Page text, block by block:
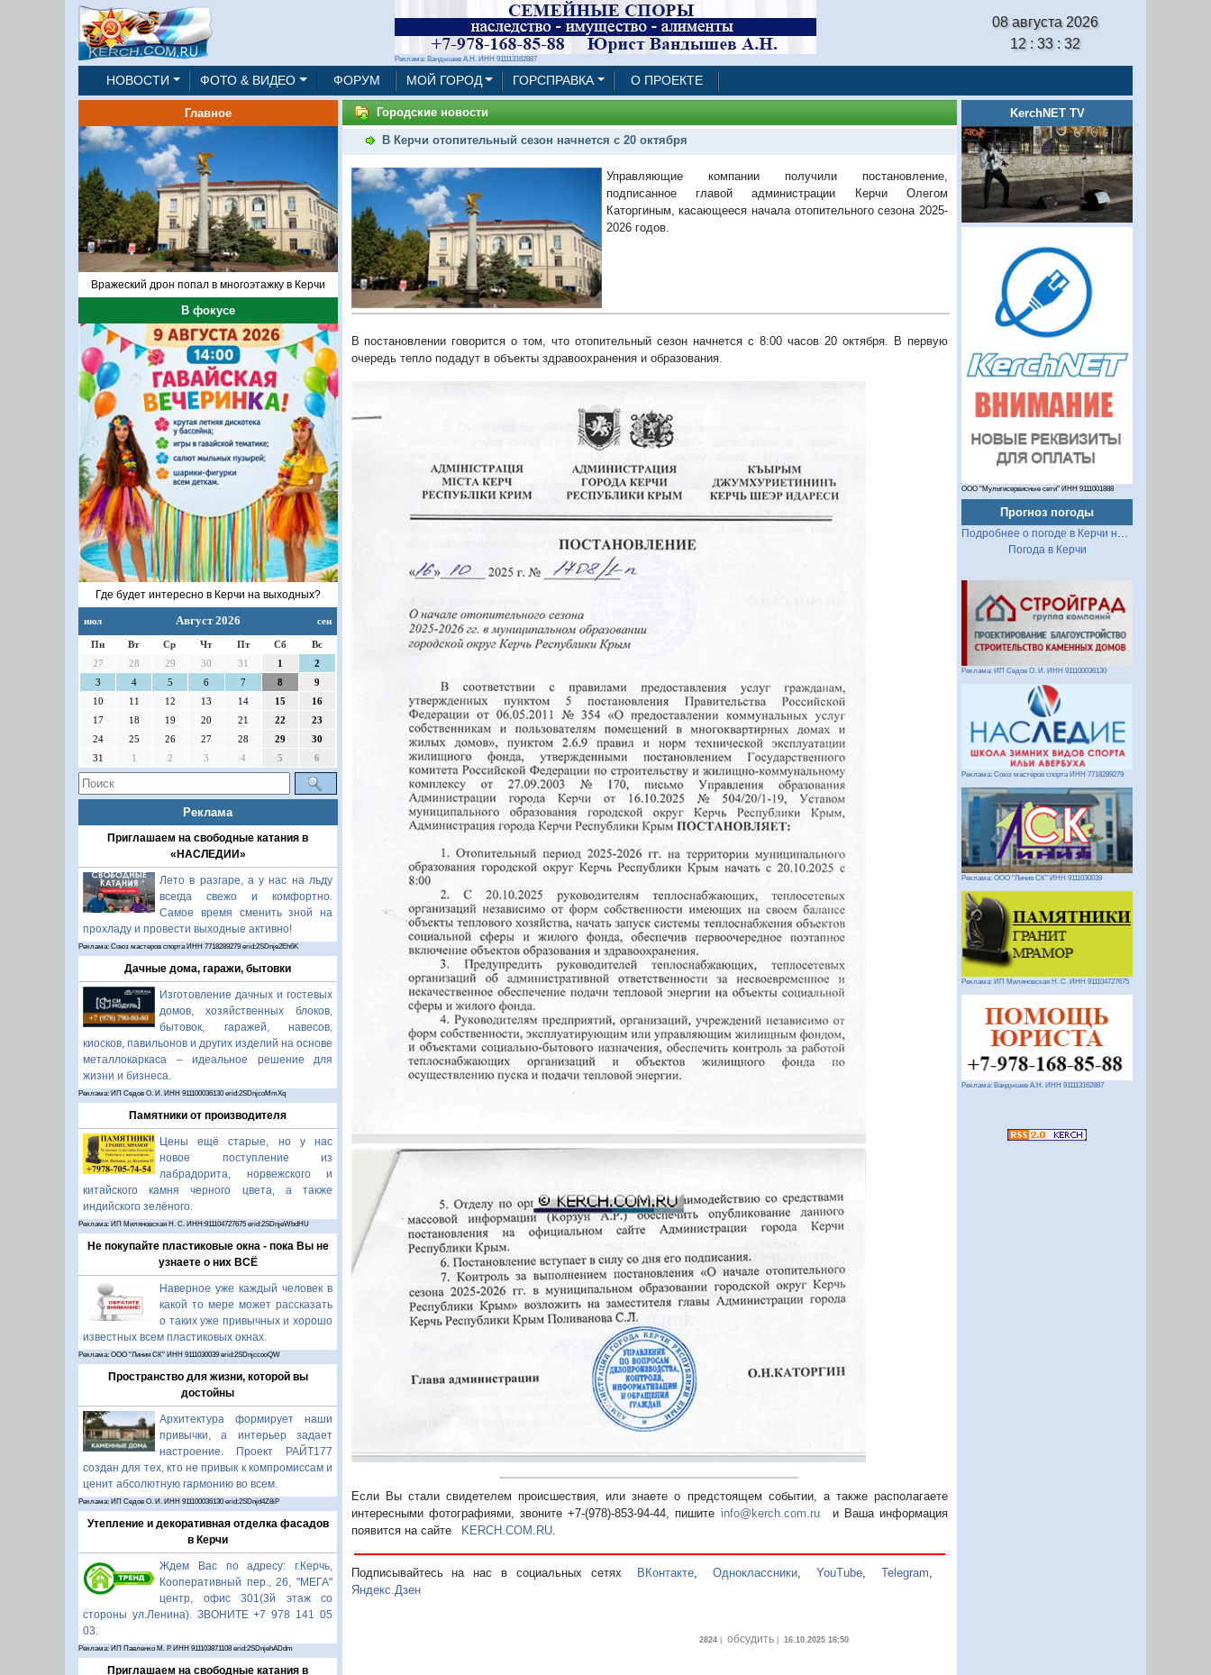
Реклама: Вандышев А.Н. ИНН 911113162887
08 августа 2026
12 : 33 : 33
НОВОСТИ ФОТО & ВИДЕО ФОРУМ МОЙ ГОРОД ГОРСПРАВКА О ПРОЕКТЕ
Главное
Вражеский дрон попал в многоэтажку в Керчи
В фокусе
Где будет интересно в Керчи на выходных?
июл Август 2026 сен
Пн Вт Ср Чт Пт Сб
Вс
27
28 29 30 31 1
2
3
4 5 6 7 8
9
10
11 12 13 14 15
16
17
18 19 20 21 22
23
24
25 26 27 28 29
30
31
1 2 3 4 5 6
Реклама
Приглашаем на свободные катания в
«НАСЛЕДИИ»
Лето в разгаре, а у нас на льду
всегда свежо и комфортно.
Самое время сменить зной на
прохладу и провести выходные активно!
Реклама: Союз мастеров спорта ИНН 7718289279 erid:2SDnje2Eh6K
Дачные дома, гаражи, бытовки
Изготовление дачных и гостевых
домов, хозяйственных блоков,
бытовок, гаражей, навесов,
киосков, павильонов и других изделий на основе
металлокаркаса – идеальное решение для
жизни и бизнеса.
Реклама: ИП Седов О. И. ИНН 911100036130 erid:2SDnjcoMmXq
Памятники от производителя
Цены ещё старые, но у нас
новое поступление из
лабрадорита, норвежского и
китайского камня черного цвета, а также
индийского зелёного.
Реклама: ИП Миляновская Н. С. ИНН:911104727675 erid:2SDnjeWbdHU
Не покупайте пластиковые окна - пока Вы не
узнаете о них ВСЁ
Наверное уже каждый человек в
какой то мере может рассказать
о таких уже привычных и хорошо
известных всем пластиковых окнах.
Реклама: ООО "Линия СК" ИНН 9111030039 erid:2SDnjccooQW
Пространство для жизни, которой вы
достойны
Архитектура формирует наши
привычки, а интерьер задает
настроение. Проект РАЙТ177
создан для тех, кто не привык к компромиссам и
ценит абсолютную гармонию во всем.
Реклама: ИП Седов О. И. ИНН 911100036130 erid:2SDnjd4Z8iP
Утепление и декоративная отделка фасадов
в Керчи
Ждем Вас по адресу: г.Керчь,
Кооперативный пер., 26, "МЕГА"
центр, офис 301(3й этаж со
стороны ул.Ленина). ЗВОНИТЕ +7 978 141 05
03.
Реклама: ИП Павленко М. Р. ИНН 911103871108 erid:2SDnjehADdm
Приглашаем на свободные катания в
Городские новости
В Керчи отопительный сезон начнется с 20 октября
Управляющие компании получили постановление,
подписанное главой администрации Керчи Олегом
Каторгиным, касающееся начала отопительного сезона 2025-
2026 годов.
В постановлении говорится о том, что отопительный сезон начнется с 8:00 часов 20 октября. В первую
очередь тепло подадут в объекты здравоохранения и образования.
Если Вы стали свидетелем происшествия, или знаете о предстоящем событии, а также располагаете
интересными фотографиями, звоните +7-(978)-853-94-44, пишите info@kerch.com.ru и Ваша информация
появится на сайте
KERCH.COM.RU.
Подписывайтесь на нас в социальных сетях ВКонтакте, Одноклассники,YouTube,Telegram,
Яндекс.Дзен
2824| обсудить| 16.10.2025 16:50
KerchNET TV
ООО "Мультисервисные сети" ИНН 9111001888
Прогноз погоды
Подробнее о погоде в Керчи на 2 недели
Погода в Керчи
Реклама: ИП Седов О. И. ИНН 911100036130
Реклама: Союз мастеров спорта ИНН 7718289279
Реклама: ООО "Линия СК" ИНН 9111030039
Реклама: ИП Миляновская Н. С. ИНН 911104727675
Реклама: Вандышев А.Н. ИНН 911113162887